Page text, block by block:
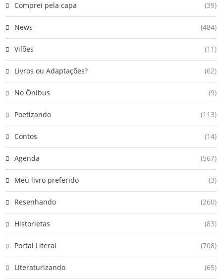
Comprei pela capa (39)
News (484)
Vilões (11)
Livros ou Adaptações? (62)
No Ônibus (9)
Poetizando (113)
Contos (14)
Agenda (567)
Meu livro preferido (3)
Resenhando (260)
Historietas (83)
Portal Literal (708)
Literaturizando (65)